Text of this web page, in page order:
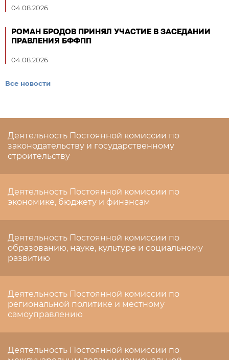
04.08.2026
РОМАН БРОДОВ ПРИНЯЛ УЧАСТИЕ В ЗАСЕДАНИИ
ПРАВЛЕНИЯ БФФПП
04.08.2026
Все новости
Деятельность Постоянной комиссии по
законодательству и государственному
строительству
Деятельность Постоянной комиссии по
экономике, бюджету и финансам
Деятельность Постоянной комиссии по
образованию, науке, культуре и социальному
развитию
Деятельность Постоянной комиссии по
региональной политике и местному
самоуправлению
Деятельность Постоянной комиссии по